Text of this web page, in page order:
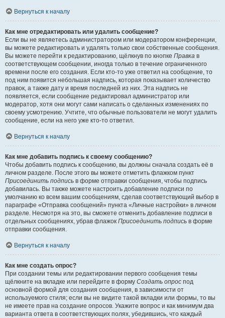
Вернуться к началу
Как мне отредактировать или удалить сообщение?
Если вы не являетесь администратором или модератором конференции,
вы можете редактировать и удалять только свои собственные сообщения.
Вы можете перейти к редактированию, щёлкнув по кнопке Правка в
соответствующем сообщении, иногда только в течение ограниченного
времени после его создания. Если кто-то уже ответил на сообщение, то
под ним появится небольшая надпись, которая показывает количество
правок, а также дату и время последней из них. Эта надпись не
появляется, если сообщение редактировал администратор или
модератор, хотя они могут сами написать о сделанных изменениях по
своему усмотрению. Учтите, что обычные пользователи не могут удалить
сообщение, если на него уже кто-то ответил.
Вернуться к началу
Как мне добавить подпись к своему сообщению?
Чтобы добавить подпись к сообщению, вы должны сначала создать её в
личном разделе. После этого вы можете отметить флажком пункт
Присоединить подпись в форме отправки сообщения, чтобы подпись
добавилась. Вы также можете настроить добавление подписи по
умолчанию ко всем вашим сообщениям, сделав соответствующий выбор в
параграфе «Отправка сообщений» пункта «Личные настройки» в личном
разделе. Несмотря на это, вы сможете отменить добавление подписи в
отдельных сообщениях, убрав флажок Присоединить подпись в форме
отправки сообщения.
Вернуться к началу
Как мне создать опрос?
При создании темы или редактировании первого сообщения темы
щёлкните на вкладке или перейдите в форму Создать опрос под
основной формой для создания сообщения, в зависимости от
используемого стиля; если вы не видите такой вкладки или формы, то вы
не имеете прав на создание опросов. Укажите вопрос и как минимум два
варианта ответа в соответствующих полях, убедившись, что каждый